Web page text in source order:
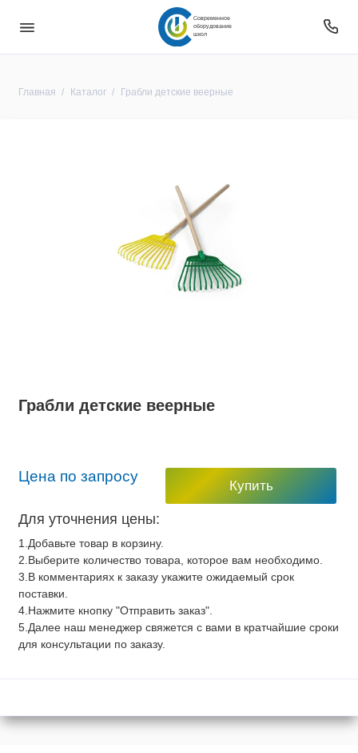
Современное
оборудование
школ
Главная Каталог Грабли детские веерные
Грабли детские веерные
Цена по запросу
Купить
Для уточнения цены:
1.Добавьте товар в корзину.
2.Выберите количество товара, которое вам необходимо.
3.В комментариях к заказу укажите ожидаемый срок
поставки.
4.Нажмите кнопку "Отправить заказ".
5.Далее наш менеджер свяжется с вами в кратчайшие сроки
для консультации по заказу.